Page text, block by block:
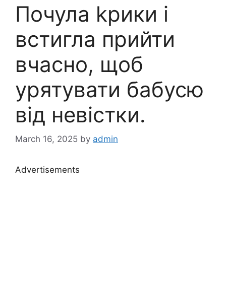
Почула kрики і
встигла прийти
вчасно, щоб
урятувати бабусю
від невістки.
March 16, 2025 by admin
Advertisements